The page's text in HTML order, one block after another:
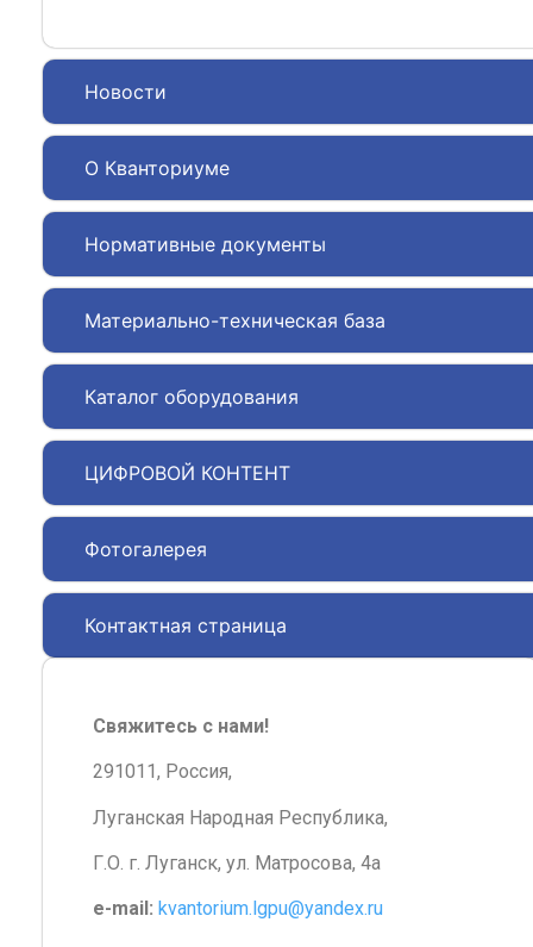
Новости
О Кванториуме
Нормативные документы
Материально-техническая база
Каталог оборудования
ЦИФРОВОЙ КОНТЕНТ
Фотогалерея
Контактная страница
Свяжитесь с нами!
291011, Россия,
Луганская Народная Республика,
Г.О. г. Луганск, ул. Матросова, 4а
e-mail: kvantorium.lgpu@yandex.ru